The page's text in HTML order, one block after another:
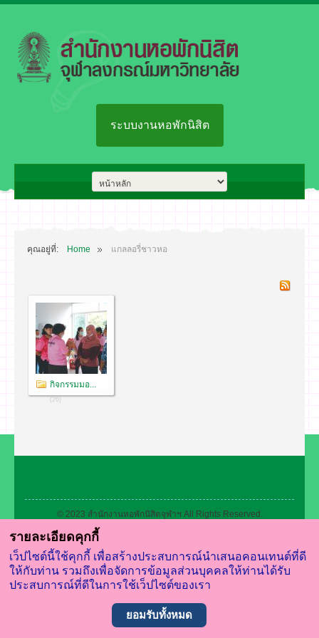
ระบบงานหอพักนิสิต
คุณอยู่ที่: Home แกลลอรี่ชาวหอ
กิจกรรมมอ...
(26)
รายละเอียดคุกกี้
เว็ปไซต์นี้ใช้คุกกี้ เพื่อสร้างประสบการณ์นำเสนอคอนเทนต์ที่ดี
ให้กับท่าน รวมถึงเพื่อจัดการข้อมูลส่วนบุคคลให้ท่านได้รับ
ประสบการณ์ที่ดีในการใช้เว็ปไซต์ของเรา
ยอมรับทั้งหมด
© 2023 สำนักงานหอพักนิสิตจุฬาฯ All Rights Reserved.
สำนักงานหอพักนิสิต จุฬาลงกรณ์มหาวิทยาลัย